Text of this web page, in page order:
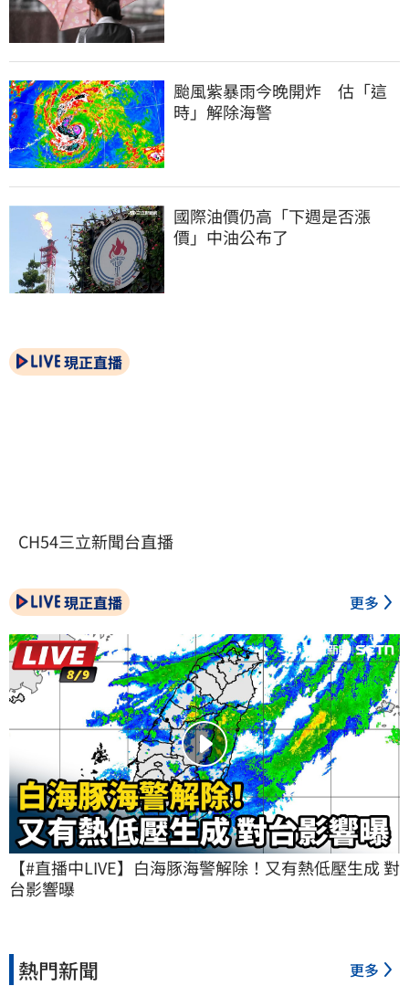
颱風紫暴雨今晚開炸　估「這
時」解除海警
國際油價仍高「下週是否漲
價」中油公布了
現正直播
CH54三立新聞台直播
現正直播 更多
【#直播中LIVE】白海豚海警解除！又有熱低壓生成 對
台影響曝
熱門新聞 更多